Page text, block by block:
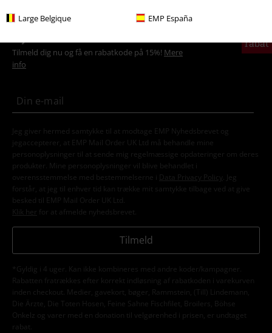
Large Belgique EMP España
rabat
Tilmeld dig nu og få en rabatkode på 15%! Mere
info
Jeg giver hermed samtykke til at modtage EMP Nyhedsbrevet og
jegaccepterer, at EMP Mail Order UK Ltd må behandle mine
personoplysninger til at sende mig regelmæssige opdateringer om deres
produkter. Mine personoplysninger vil blive behandlet i
overensstemmelse med bestemmelserne i
Data Privacy Policy
. Jeg
forstår, at jeg til enhver tid kan trække mit samtykke tilbage ved at give
besked til EMP Mail Order UK Ltd.
Klik her
for at afmelde nyhedsbrevet.
Tilmeld
*Gyldig i 4 uger. Kan ikke kombineres med andre koder/kampagner.
Rabatten fratrækkes efter korrekt indløsning af rabatkoden i varekurven
inden checkout. Medier, gavekort, bøger, Rammstein, (Till) Lindemann,
Die Ärzte, Die Toten Hosen, Feine Sahne Fischfilet, Broilers, Böhse
Onkelz og varer med en donation til velgørenhed i prisen, er undtaget
rabat.